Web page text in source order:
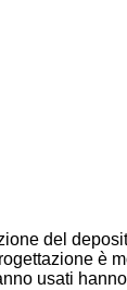
del
è
usati